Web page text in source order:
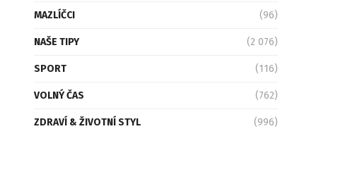
MAZLÍČCI (96)
NAŠE TIPY (2 076)
SPORT (116)
VOLNÝ ČAS (762)
ZDRAVÍ & ŽIVOTNÍ STYL (996)